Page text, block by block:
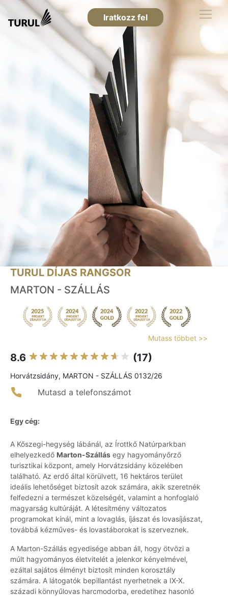
Iratkozz fel
TURUL DÍJAS RANGSOR
MARTON - SZÁLLÁS
Mutass többet >>
8.6 (17)
Horvátzsidány, MARTON - SZÁLLÁS 0132/26
Mutasd a telefonszámot
Egy cég:
A Kőszegi-hegység lábánál, az Írottkő Natúrparkban
elhelyezkedő Marton-Szállás egy hagyományőrző
turisztikai központ, amely Horvátzsidány közelében
található. Az erdő által körülvett, 16 hektáros terület
ideális lehetőséget biztosít azok számára, akik szeretnék
felfedezni a természet közelségét, valamint a honfoglaló
magyarság kultúráját. A létesítmény változatos
programokat kínál, mint a lovaglás, íjászat és lovasíjászat,
továbbá kézműves- és lovastáborokat is szerveznek.
A Marton-Szállás egyedisége abban áll, hogy ötvözi a
múlt hagyományos életvitelét a jelenkor kényelmével,
ezáltal sajátos élményt biztosít minden korosztály
számára. A látogatók bepillantást nyerhetnek a IX-X.
századi könnyűlovas harcmodorba, eredetihez hasonló